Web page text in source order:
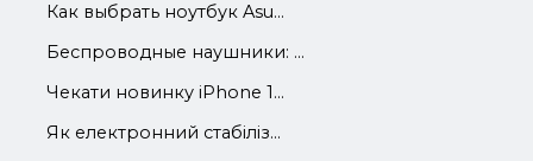
Как выбрать ноутбук Asu...
Беспроводные наушники: ...
Чекати новинку iPhone 1...
Як електронний стабіліз...